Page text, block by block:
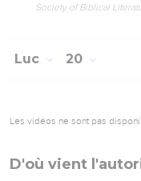
Society of Biblical
Luc 20
Les vidéos ne sont pas
D'où vient